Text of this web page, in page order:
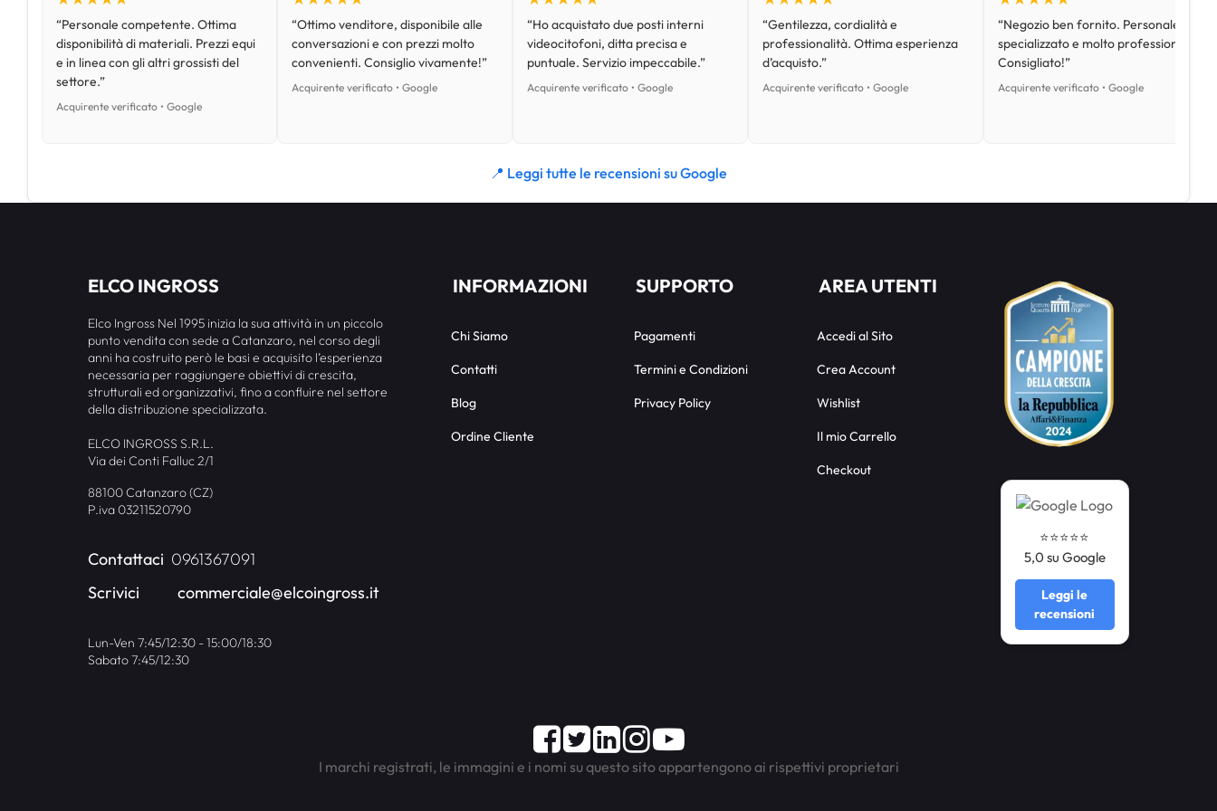
“Personale competente. Ottima
disponibilità di materiali. Prezzi equi
e in linea con gli altri grossisti del
settore.”
Acquirente verificato • Google
“Ottimo venditore, disponibile alle
conversazioni e con prezzi molto
convenienti. Consiglio vivamente!”
Acquirente verificato • Google
“Ho acquistato due posti interni
videocitofoni, ditta precisa e
puntuale. Servizio impeccabile.”
Acquirente verificato • Google
“Gentilezza, cordialità e
professionalità. Ottima esperienza
d’acquisto.”
Acquirente verificato • Google
“Negozio ben fornito. Personale
specializzato e molto professionale.
Consigliato!”
Acquirente verificato • Google
📍 Leggi tutte le recensioni su Google
ELCO INGROSS
Elco Ingross Nel 1995 inizia la sua attività in un piccolo
punto vendita con sede a Catanzaro, nel corso degli
anni ha costruito però le basi e acquisito l’esperienza
necessaria per raggiungere obiettivi di crescita,
strutturali ed organizzativi, fino a confluire nel settore
della distribuzione specializzata.
ELCO INGROSS S.R.L.
Via dei Conti Falluc 2/1
88100 Catanzaro (CZ)
P.iva 03211520790
Contattaci 0961367091
Scrivici
commerciale@elcoingross.it
Lun-Ven 7:45/12:30 - 15:00/18:30
Sabato 7:45/12:30
INFORMAZIONI
Chi Siamo
Contatti
Blog
Ordine Cliente
SUPPORTO
Pagamenti
Termini e Condizioni
Privacy Policy
AREA UTENTI
Accedi al Sito
Crea Account
Wishlist
Il mio Carrello
Checkout
⭐️⭐️⭐️⭐️⭐️
5,0 su Google
Leggi le
recensioni
Facebook
TwitterLinkedInInstagram
Youtube
I marchi registrati, le immagini e i nomi su questo sito appartengono ai rispettivi proprietari